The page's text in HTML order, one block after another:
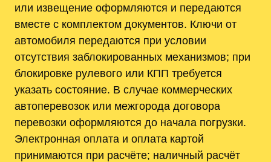
или извещение оформляются и передаются
вместе с комплектом документов. Ключи от
автомобиля передаются при условии
отсутствия заблокированных механизмов; при
блокировке рулевого или КПП требуется
указать состояние. В случае коммерческих
автоперевозок или межгорода договора
перевозки оформляются до начала погрузки.
Электронная оплата и оплата картой
принимаются при расчёте; наличный расчёт